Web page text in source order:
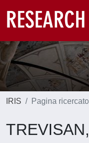
IRIS Pagina